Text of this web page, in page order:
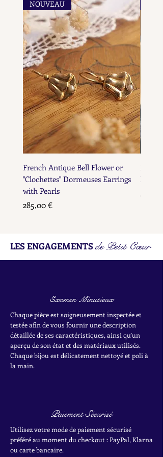
metals.
NOUVEAU
French Antique Bell Flower or
"Clochettes" Dormeuses Earrings
with Pearls
Prix
285,00 €
LES ENGAGEMENTSde Petit Cœur
Examen Minutieux
Chaque pièce est soigneusement inspectée et
testée afin de vous fournir une description
détaillée de ses caractéristiques, ainsi qu’un
aperçu de son état et des matériaux utilisés.
Chaque bijou est délicatement nettoyé et poli à
la main.
Paiement Sécurisé
Utilisez votre mode de paiement sécurisé
préféré au moment du checkout : PayPal, Klarna
ou carte bancaire.